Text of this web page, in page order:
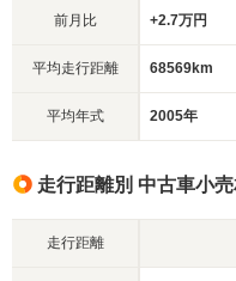
前月比 +2.7万円
平均走行距離 68569km
平均年式 2005年
走行距離別 中古車小
走行距離